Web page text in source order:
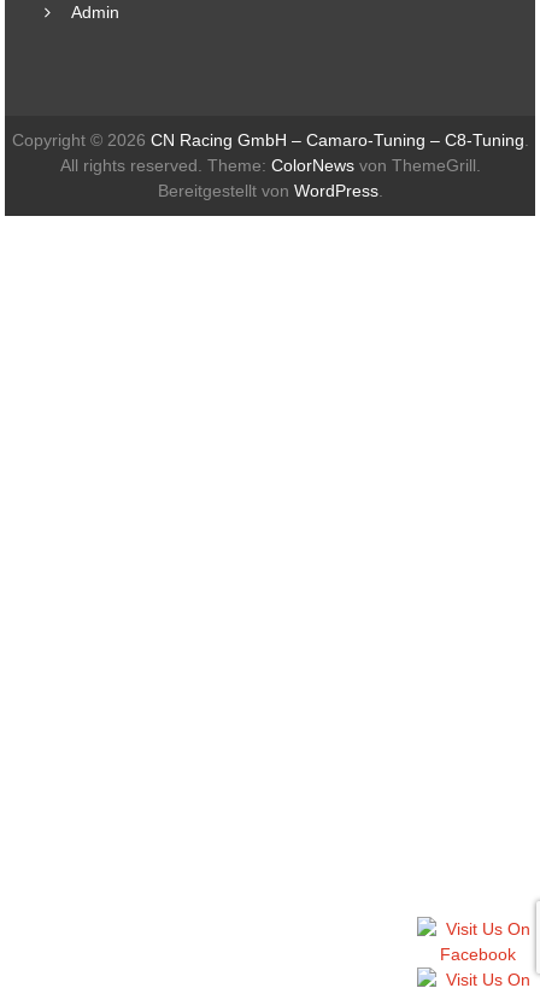
Admin
Copyright © 2026 CN Racing GmbH – Camaro-Tuning – C8-Tuning
All rights reserved. Theme: ColorNewsvon ThemeGrill.
Bereitgestellt von WordPress.